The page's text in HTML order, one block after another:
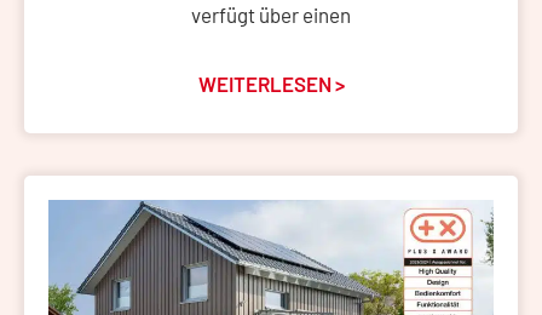
verfügt über einen
WEITERLESEN >